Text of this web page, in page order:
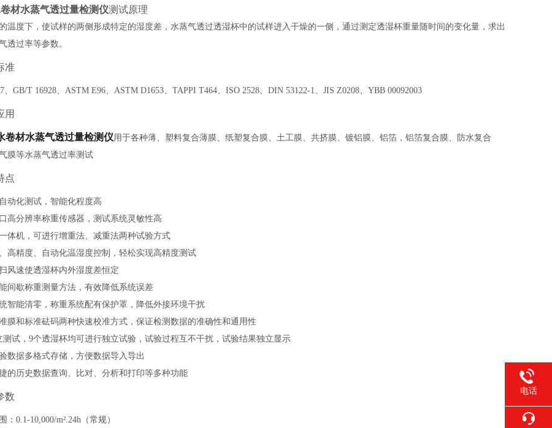
材水蒸气透过量检测仪测试原理
温度下，使试样的两侧形成特定的湿度差，水蒸气透过透湿杯中的试样进入干燥的一侧，通过测定透湿杯重量随时间的变化量，求出
透过率等参数。
准
、 GB/T 16928、 ASTM E96、 ASTM D1653、 TAPPI T464、 ISO 2528、 DIN 53122-1、 JIS Z0208、 YBB 00092003
用
卷材水蒸气透过量检测仪用于各种薄、塑料复合薄膜、纸塑复合膜、土工膜、共挤膜、镀铝膜、铝箔，铝箔复合膜、防水复合
膜等水蒸气透过率测试
点
动化测试，智能化程度高
高分辨率称重传感器， 测试系统灵敏性高
体机，可进行增重法、减重法两种试验方式
高精度、自动化温湿度控制，轻松实现高精度测试
风速使透湿杯内外湿度差恒定
间歇称重测量方法，有效降低系统误差
智能清零，称重系统配有保护罩，降低外接环境干扰
膜和标准砝码两种快速校准方式，保证检测数据的准确性和通用性
测试，9个透湿杯均可进行独立试验，试验过程互不干扰，试验结果独立显示
数据多格式存储，方便数据导入导出
的历史数据查询、比对、分析和打印等多种功能
数
： 0.1-10,000/m².24h（常规）
电话